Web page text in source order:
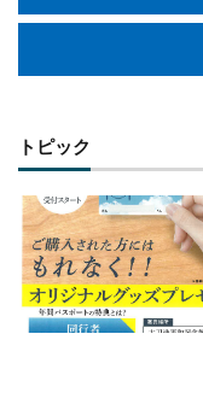
トピック